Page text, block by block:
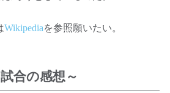
Wikipediaを参照願いたい。
試合の感想～